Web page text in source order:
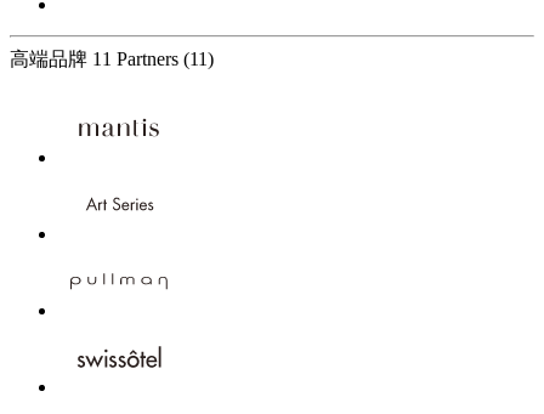
高端品牌 11 Partners (11)